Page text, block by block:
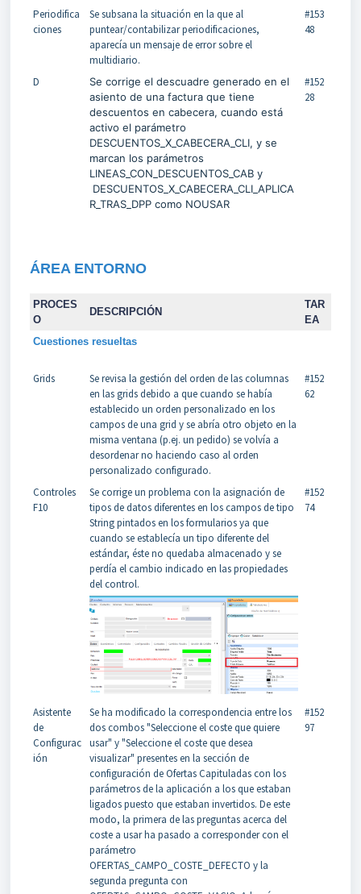
Periodifica
ciones
Se subsana la situación en la que al
puntear/contabilizar periodificaciones,
aparecía un mensaje de error sobre el
multidiario.
#153
48
D
Se corrige el descuadre generado en el
asiento de una factura que tiene
descuentos en cabecera, cuando está
activo el parámetro
DESCUENTOS_X_CABECERA_CLI, y se
marcan los parámetros
LINEAS_CON_DESCUENTOS_CAB y
DESCUENTOS_X_CABECERA_CLI_APLICA
R_TRAS_DPP como NOUSAR
#152
28
ÁREA ENTORNO
PROCES
O
DESCRIPCIÓN
TAR
EA
Cuestiones resueltas
Grids
Se revisa la gestión del orden de las columnas
en las grids debido a que cuando se había
establecido un orden personalizado en los
campos de una grid y se abría otro objeto en la
misma ventana (p.ej. un pedido) se volvía a
desordenar no haciendo caso al orden
personalizado configurado.
#152
62
Controles
F10
Se corrige un problema con la asignación de
tipos de datos diferentes en los campos de tipo
String pintados en los formularios ya que
cuando se establecía un tipo diferente del
estándar, éste no quedaba almacenado y se
perdía el cambio indicado en las propiedades
del control.
#152
74
Asistente
de
Configurac
ión
Se ha modificado la correspondencia entre los
dos combos "Seleccione el coste que quiere
usar" y "Seleccione el coste que desea
visualizar" presentes en la sección de
configuración de Ofertas Capituladas con los
parámetros de la aplicación a los que estaban
ligados puesto que estaban invertidos. De este
modo, la primera de las preguntas acerca del
coste a usar ha pasado a corresponder con el
parámetro
OFERTAS_CAMPO_COSTE_DEFECTO y la
segunda pregunta con
#152
97